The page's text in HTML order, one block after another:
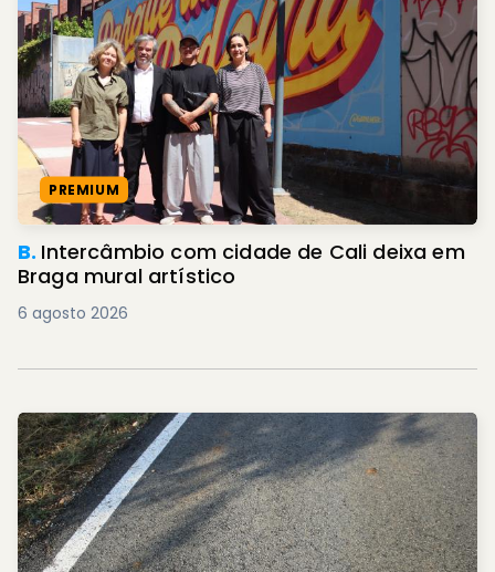
PREMIUM
B. Intercâmbio com cidade de Cali deixa em
Braga mural artístico
6 agosto 2026